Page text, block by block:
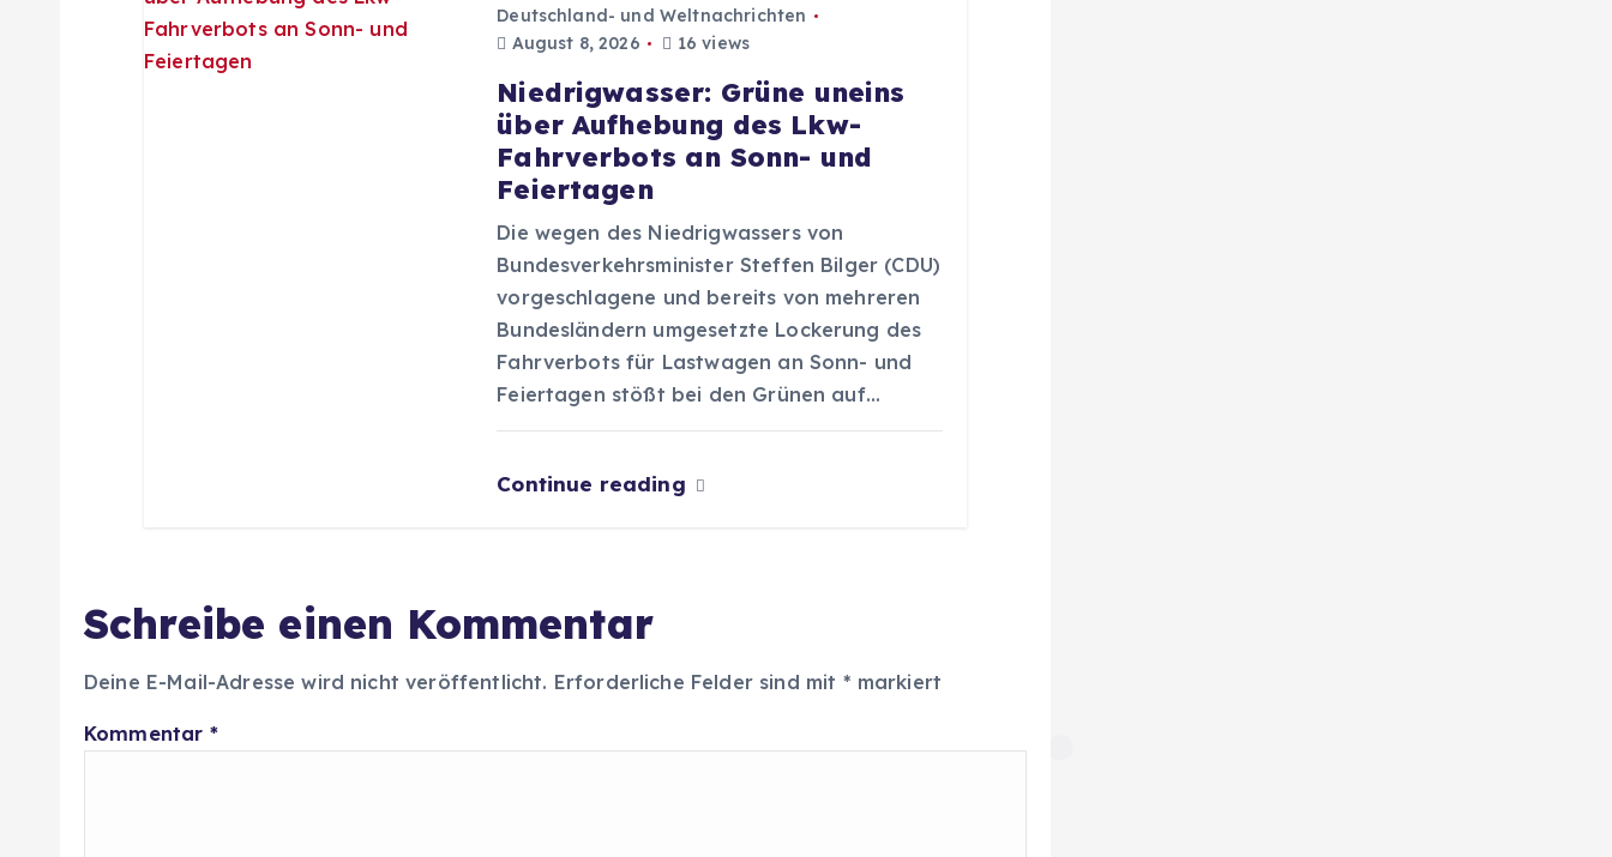
Deutschland- und Weltnachrichten
August 8, 2026
16 views
Niedrigwasser: Grüne uneins
über Aufhebung des Lkw-
Fahrverbots an Sonn- und
Feiertagen
Die wegen des Niedrigwassers von
Bundesverkehrsminister Steffen Bilger (CDU)
vorgeschlagene und bereits von mehreren
Bundesländern umgesetzte Lockerung des
Fahrverbots für Lastwagen an Sonn- und
Feiertagen stößt bei den Grünen auf…
Continue reading
Schreibe einen Kommentar
Deine E-Mail-Adresse wird nicht veröffentlicht. Erforderliche Felder sind mit * markiert
Kommentar *